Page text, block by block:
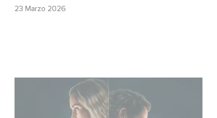
23 Marzo 2026
¡Unfamiliar es N.º 1 en el Top 10 de Netflix de series no